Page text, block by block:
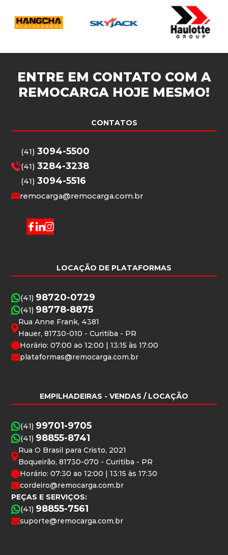
ENTRE EM CONTATO COM A
REMOCARGA HOJE MESMO!
CONTATOS
(41)3094-5500
(41)3284-3238
(41)3094-5516
remocarga@remocarga.com.br
LOCAÇÃO DE PLATAFORMAS
(41) 98720-0729
(41) 98778-8875
Rua Anne Frank, 4381
Hauer, 81730-010 - Curitiba - PR
Horário: 07:00 ao 12:00 | 13:15 às 17:00
plataformas@remocarga.com.br
EMPILHADEIRAS - VENDAS / LOCAÇÃO
(41) 99701-9705
(41) 98855-8741
Rua O Brasil para Cristo, 2021
Boqueirão, 81730-070 - Curitiba - PR
Horário: 07:30 ao 12:00 | 13:15 às 17:30
cordeiro@remocarga.com.br
PEÇAS E SERVIÇOS:
(41) 98855-7561
suporte@remocarga.com.br